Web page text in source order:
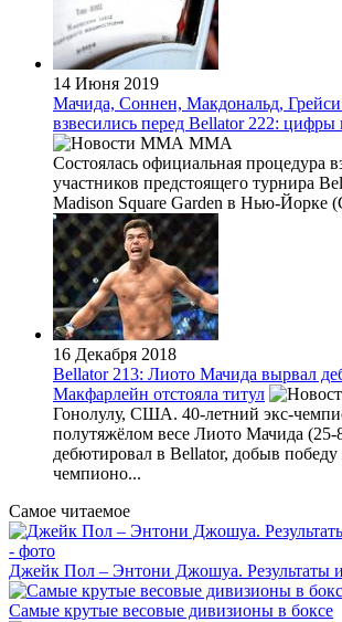
14 Июня 2019
Мачида, Соннен, Макдональд,
взвесились перед Bellator 222: цифры
MMA
Состоялась официальная процедура
участников предстоящего турнира
Madison Square Garden в Нью-Йорке
16 Декабря 2018
Bellator 213: Лиото Мачида вырвал
Макфарлейн отстояла титул
Гонолулу, США. 40-летний экс-
полутяжёлом весе Лиото Мачида
дебютировал в Bellator, добыв
чемпионо...
Самое читаемое
Джейк Пол – Энтони Джошуа. Результаты
Самые крутые весовые дивизионы в боксе